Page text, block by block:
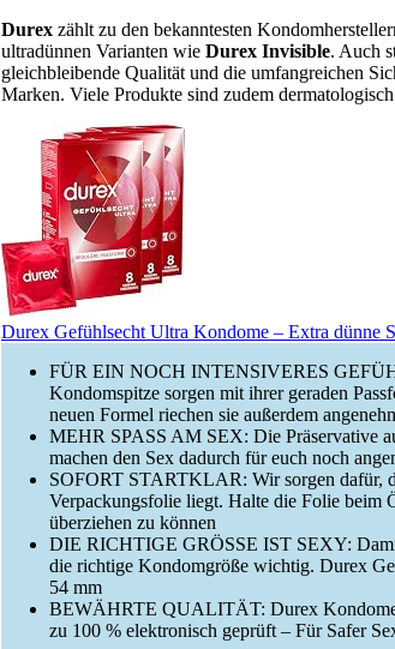
Durex zählt zu den bekanntesten
ultradünnen Varianten wie Durex Invisible. Auch
gleichbleibende Qualität und die umfangreichen
Marken. Viele Produkte sind zudem
Durex Gefühlsecht Ultra Kondome – Extra dünne
FÜR EIN NOCH INTENSIVERES
Kondomspitze sorgen mit ihrer geraden
neuen Formel riechen sie außerdem
MEHR SPASS AM SEX: Die Präservative
machen den Sex dadurch für euch noch
SOFORT STARTKLAR: Wir sorgen dafür,
Verpackungsfolie liegt. Halte die Folie beim
überziehen zu können
DIE RICHTIGE GRÖSSE IST SEXY:
die richtige Kondomgröße wichtig. Durex
54 mm
BEWÄHRTE QUALITÄT: Durex Kondome
zu 100 % elektronisch geprüft – Für Safer